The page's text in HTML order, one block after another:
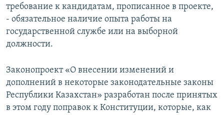
требование к кандидатам, прописанное в проекте,
- обязательное наличие опыта работы на
государственной службе или на выборной
должности.
Законопроект «О внесении изменений и
дополнений в некоторые законодательные законы
Республики Казахстан» разработан после принятых
в этом году поправок к Конституции, которые, как